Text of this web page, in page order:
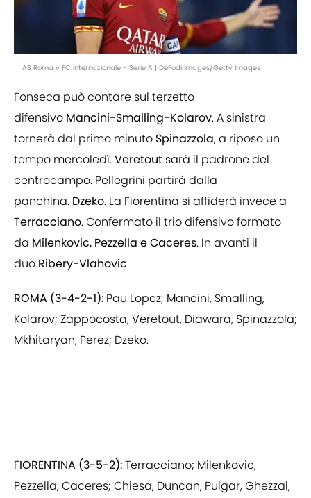
AS Roma v FC Internazionale - Serie A | DeFodi Images/Getty Images
Fonseca può contare sul terzetto
difensivo Mancini-Smalling-Kolarov. A sinistra
tornerà dal primo minuto Spinazzola, a riposo un
tempo mercoledì.Veretout sarà il padrone del
centrocampo. Pellegrini partirà dalla
panchina. Dzeko. La Fiorentina si affiderà invece a
Terracciano. Confermato il trio difensivo formato
da Milenkovic, Pezzella e Caceres. In avanti il
duo Ribery-Vlahovic.
ROMA (3-4-2-1): Pau Lopez; Mancini, Smalling,
Kolarov; Zappocosta, Veretout, Diawara, Spinazzola;
Mkhitaryan, Perez; Dzeko.
FIORENTINA (3-5-2):Terracciano; Milenkovic,
Pezzella, Caceres; Chiesa, Duncan, Pulgar, Ghezzal,